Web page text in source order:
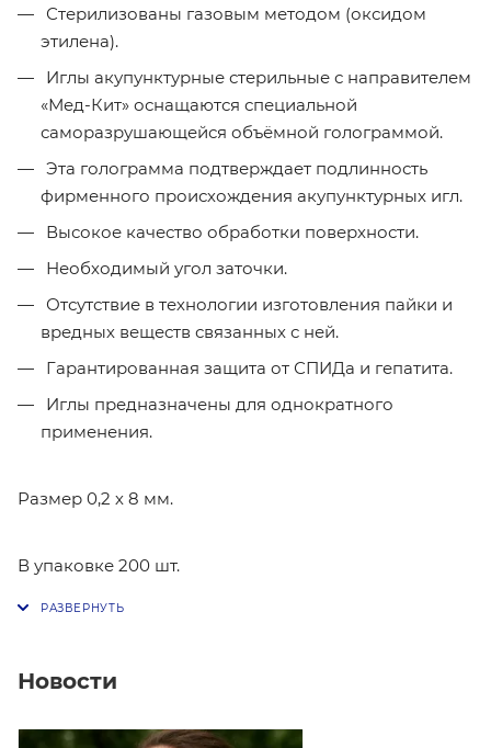
Стерилизованы газовым методом (оксидом
этилена).
Иглы акупунктурные стерильные с направителем
«Мед-Кит» оснащаются специальной
саморазрушающейся объёмной голограммой.
Эта голограмма подтверждает подлинность
фирменного происхождения акупунктурных игл.
Высокое качество обработки поверхности.
Необходимый угол заточки.
Отсутствие в технологии изготовления пайки и
вредных веществ связанных с ней.
Гарантированная защита от СПИДа и гепатита.
Иглы предназначены для однократного
применения.
Размер 0,2 х 8 мм.
В упаковке 200 шт.
Новости